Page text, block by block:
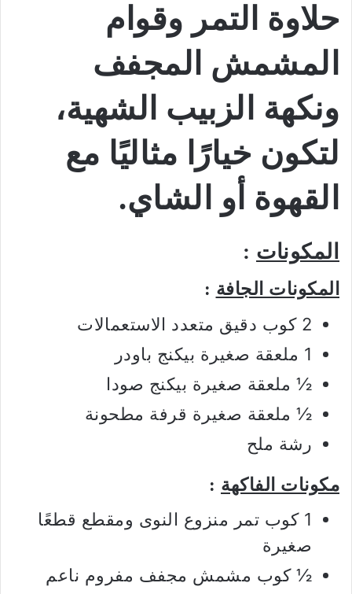
حلاوة التمر وقوام
المشمش المجفف
ونكهة الزبيب الشهية،
لتكون خيارًا مثاليًا مع
القهوة أو الشاي.
المكونات :
المكونات الجافة :
2 كوب دقيق متعدد الاستعمالات
1 ملعقة صغيرة بيكنج باودر
½ ملعقة صغيرة بيكنج صودا
½ ملعقة صغيرة قرفة مطحونة
رشة ملح
مكونات الفاكهة :
1 كوب تمر منزوع النوى ومقطع قطعًا
صغيرة
½ كوب مشمش مجفف مفروم ناعم